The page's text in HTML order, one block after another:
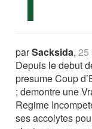
parSacksida,25
Depuis le debut
presume Coup
; demontre une
Regime
ses accolytes